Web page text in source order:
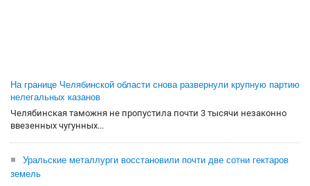
На границе Челябинской области снова развернули крупную партию
нелегальных казанов
Челябинская таможня не пропустила почти 3 тысячи незаконно
ввезенных чугунных...
Уральские металлурги восстановили почти две сотни гектаров
земель